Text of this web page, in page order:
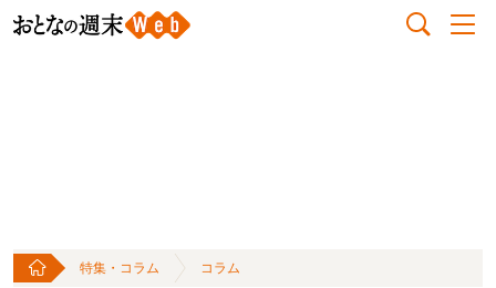
特集・コラム コラム